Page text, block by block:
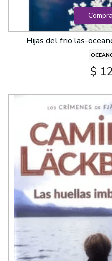
Hijas del frio,las-
$